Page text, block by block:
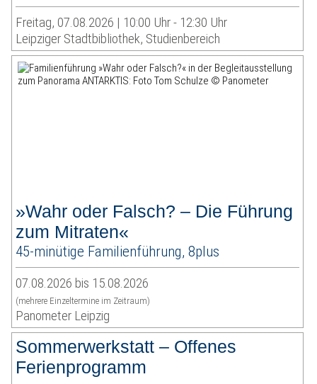
Freitag, 07.08.2026 | 10:00 Uhr - 12:30 Uhr
Leipziger Stadtbibliothek, Studienbereich
»Wahr oder Falsch? – Die Führung
zum Mitraten«
45-minütige Familienführung, 8plus
07.08.2026 bis 15.08.2026
(mehrere Einzeltermine im Zeitraum)
Panometer Leipzig
Sommerwerkstatt – Offenes
Ferienprogramm